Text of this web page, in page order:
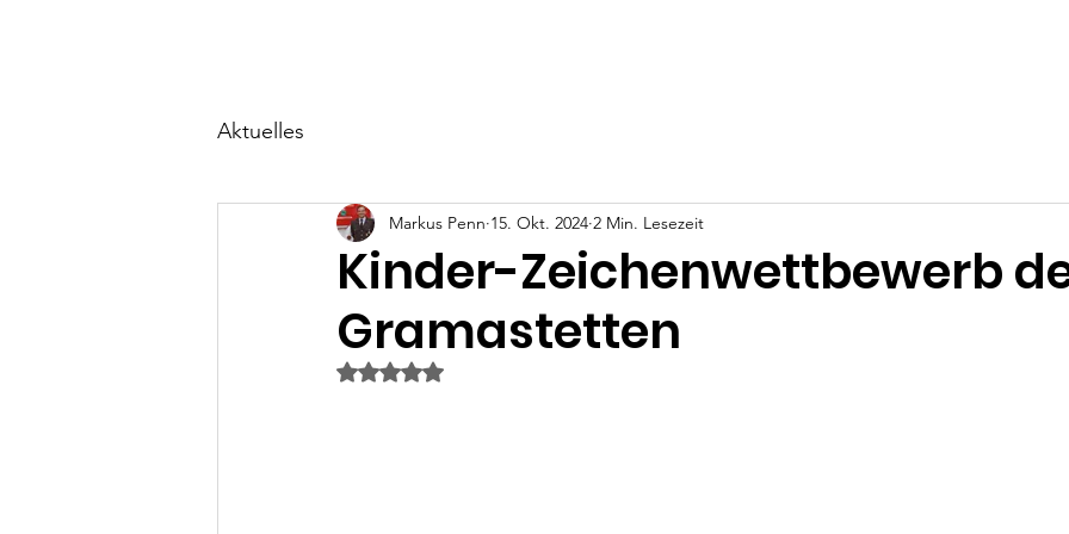
Aktuelles
Kinder-Zeichenwettbewerb
Gramastetten
Markus Penn 15. Okt. 2024 2 Min. Lesezeit
Mit NaN von 5 Sternen bewertet.